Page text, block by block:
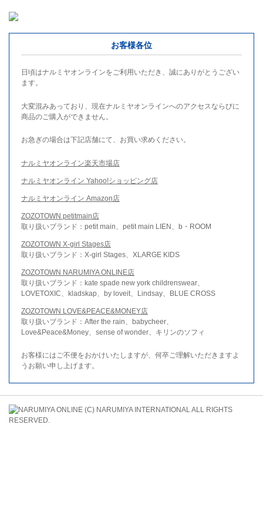
お客様各位
日頃はナルミヤオンラインをご利用いただき、誠にありがとうござい
ます。
大変混みあっており、現在ナルミヤオンラインへのアクセスならびに
商品のご購入ができません。
お急ぎの場合は下記店舗にて、お買い求めください。
ナルミヤオンライン楽天市場店
ナルミヤオンライン Yahoo!ショッピング店
ナルミヤオンライン Amazon店
ZOZOTOWN petitmain店
取り扱いブランド：petit main、petit main LIEN、b・ROOM
ZOZOTOWN X-girl Stages店
取り扱いブランド：X-girl Stages、XLARGE KIDS
ZOZOTOWN NARUMIYA ONLINE店
取り扱いブランド：kate spade new york childrenswear、
LOVETOXIC、kladskap、by loveit、Lindsay、BLUE CROSS
ZOZOTOWN LOVE&PEACE&MONEY店
取り扱いブランド：After the rain、babycheer、
Love&Peace&Money、sense of wonder、キリンのソフィ
お客様にはご不便をおかけいたしますが、何卒ご理解いただきますよ
うお願い申し上げます。